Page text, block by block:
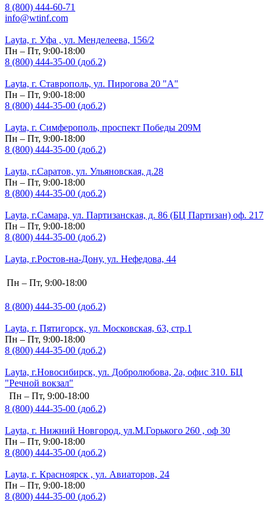
8 (800) 444-60-71
info@wtinf.com
Layta, г. Уфа , ул. Менделеева, 156/2
Пн – Пт, 9:00-18:00
8 (800) 444-35-00 (доб.2)
Layta, г. Ставрополь, ул. Пирогова 20 "А"
Пн – Пт, 9:00-18:00
8 (800) 444-35-00 (доб.2)
Layta, г. Симферополь, проспект Победы 209М
Пн – Пт, 9:00-18:00
8 (800) 444-35-00 (доб.2)
Layta, г.Саратов, ул. Ульяновская, д.28
Пн – Пт, 9:00-18:00
8 (800) 444-35-00 (доб.2)
Layta, г.Самара, ул. Партизанская, д. 86 (БЦ Партизан) оф. 217
Пн – Пт, 9:00-18:00
8 (800) 444-35-00 (доб.2)
Layta, г.Ростов-на-Дону, ул. Нефедова, 44
Пн – Пт, 9:00-18:00
8 (800) 444-35-00 (доб.2)
Layta, г. Пятигорск, ул. Московская, 63, стр.1
Пн – Пт, 9:00-18:00
8 (800) 444-35-00 (доб.2)
Layta, г.Новосибирск, ул. Добролюбова, 2а, офис 310. БЦ
"Речной вокзал"
Пн – Пт, 9:00-18:00
8 (800) 444-35-00 (доб.2)
Layta, г. Нижний Новгород, ул.М.Горького 260 , оф 30
Пн – Пт, 9:00-18:00
8 (800) 444-35-00 (доб.2)
Layta, г. Красноярск , ул. Авиаторов, 24
Пн – Пт, 9:00-18:00
8 (800) 444-35-00 (доб.2)